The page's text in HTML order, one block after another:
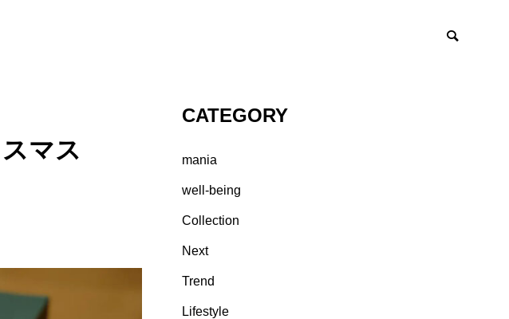
マス
CATEGORY
mania
well-being
Collection
Next
Trend
Lifestyle